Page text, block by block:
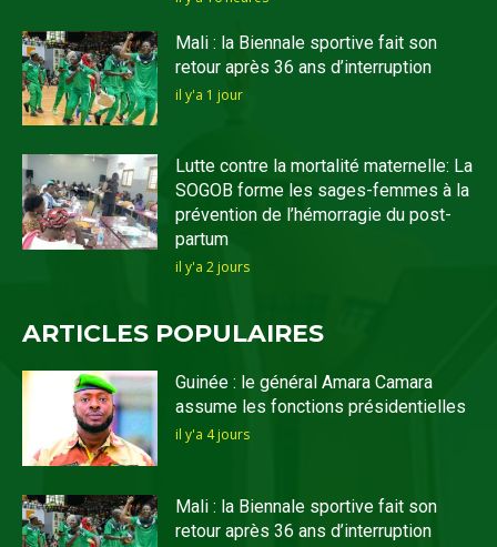
Mali : la Biennale sportive fait son
retour après 36 ans d’interruption
il y'a 1 jour
Lutte contre la mortalité maternelle: La
SOGOB forme les sages-femmes à la
prévention de l’hémorragie du post-
partum
il y'a 2 jours
ARTICLES POPULAIRES
Guinée : le général Amara Camara
assume les fonctions présidentielles
il y'a 4 jours
Mali : la Biennale sportive fait son
retour après 36 ans d’interruption